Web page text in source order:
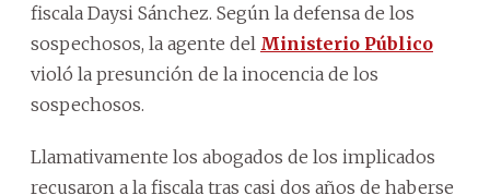
fiscala Daysi Sánchez. Según la defensa de los
sospechosos, la agente del Ministerio Público
violó la presunción de la inocencia de los
sospechosos.
Llamativamente los abogados de los implicados
recusaron a la fiscala tras casi dos años de haberse